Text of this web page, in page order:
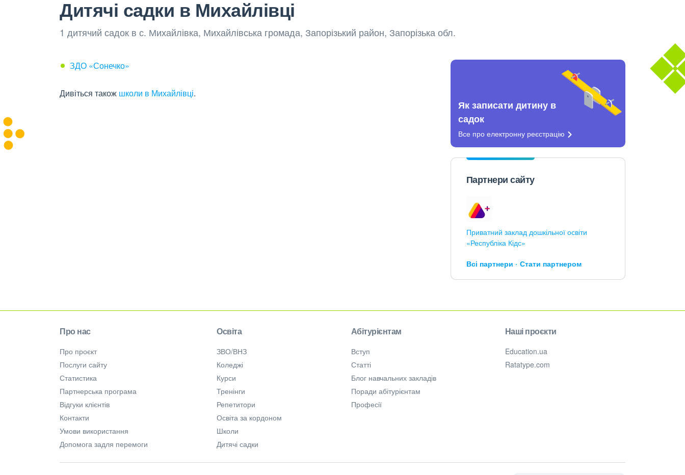
Дитячі садки в Михайлівці
1 дитячий садок в с. Михайлівка, Михайлівська громада, Запорізький район, Запорізька обл.
ЗДО «Сонечко»
Дивіться також школи в Михайлівці.
Як записати дитину в
садок
Все про електронну реєстрацію
Партнери сайту
Приватний заклад дошкільної освіти
«Республіка Кідс»
Всі партнери Стати партнером
Про нас
Про проєкт
Послуги сайту
Статистика
Партнерська програма
Відгуки клієнтів
Контакти
Умови використання
Допомога задля перемоги
Освіта
ЗВО/ВНЗ
Коледжі
Курси
Тренінги
Репетитори
Освіта за кордоном
Школи
Дитячі садки
Абітурієнтам
Вступ
Статті
Блог навчальних закладів
Поради абітурієнтам
Професії
Наші проєкти
Education.ua
Ratatype.com